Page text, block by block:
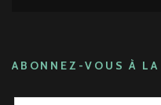
ABONNEZ-VOUS À LA